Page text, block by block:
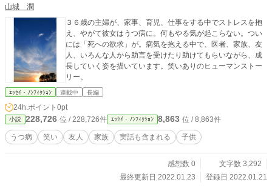
山城 潤
３６歳の主婦が、家事、育児、仕事をする中でストレスを抱
え、やがて彼女はうつ病に。何もやる気が起こらない。つい
には「死への欲求」が。病気を抱える中で、医者、家族、友
人、いろんな人から助言を受けたり助けてもらいながら、成
長していく姿を描いています。笑いありのヒューマンストー
リー。
ｴｯｾｲ・ﾉﾝﾌｨｸｼｮﾝ 連載中 長編
24h.ポイント 0pt
小説 228,726 位 / 228,726件 ｴｯｾｲ・ﾉﾝﾌｨｸｼｮﾝ 8,863 位 / 8,863件
うつ病 笑い 友人 家族 実話も含まれる 子供
感想数 0
文字数 3,292
最終更新日 2022.01.23
登録日 2022.01.21